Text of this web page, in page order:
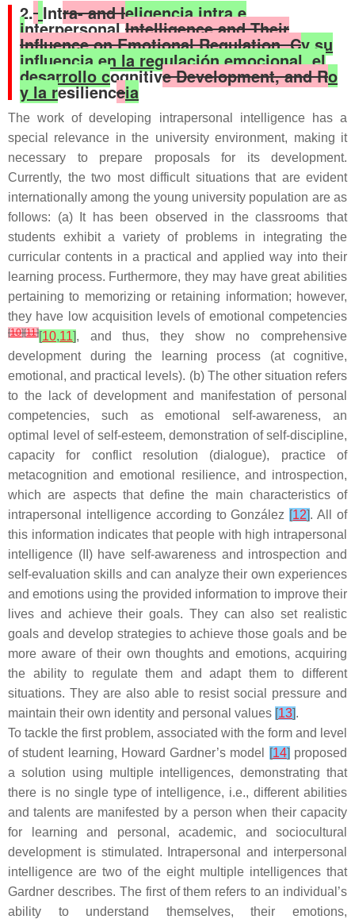
2. Intra- and Ieligencia intra e
interpersonalIntelligence and Their
Influence on Emotional Regulation, Cy su
influencia en la regulación emocional, el
desarrollo cognitive Development, and Ro
y la resilienceia
The work of developing intrapersonal intelligence has a
special relevance in the university environment, making it
necessary to prepare proposals for its development.
Currently, the two most difficult situations that are evident
internationally among the young university population are as
follows: (a) It has been observed in the classrooms that
students exhibit a variety of problems in integrating the
curricular contents in a practical and applied way into their
learning process. Furthermore, they may have great abilities
pertaining to memorizing or retaining information; however,
they have low acquisition levels of emotional competencies
[10][11][10,11], and thus, they show no comprehensive
development during the learning process (at cognitive,
emotional, and practical levels). (b) The other situation refers
to the lack of development and manifestation of personal
competencies, such as emotional self-awareness, an
optimal level of self-esteem, demonstration of self-discipline,
capacity for conflict resolution (dialogue), practice of
metacognition and emotional resilience, and introspection,
which are aspects that define the main characteristics of
intrapersonal intelligence according to González [12]. All of
this information indicates that people with high intrapersonal
intelligence (II) have self-awareness and introspection and
self-evaluation skills and can analyze their own experiences
and emotions using the provided information to improve their
lives and achieve their goals. They can also set realistic
goals and develop strategies to achieve those goals and be
more aware of their own thoughts and emotions, acquiring
the ability to regulate them and adapt them to different
situations. They are also able to resist social pressure and
maintain their own identity and personal values [13].
To tackle the first problem, associated with the form and level
of student learning, Howard Gardner’s model
[14] proposed
a solution using multiple intelligences, demonstrating that
there is no single type of intelligence, i.e., different abilities
and talents are manifested by a person when their capacity
for learning and personal, academic, and sociocultural
development is stimulated. Intrapersonal and interpersonal
intelligence are two of the eight multiple intelligences that
Gardner describes. The first of them refers to an individual’s
ability to understand themselves, their emotions,